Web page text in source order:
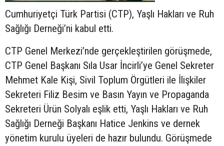
Cumhuriyetçi Türk Partisi (CTP), Yaşlı Hakları ve Ruh
Sağlığı Derneği’ni kabul etti.
CTP Genel Merkezi’nde gerçekleştirilen görüşmede,
CTP Genel Başkanı Sıla Usar İncirli’ye Genel Sekreter
Mehmet Kale Kişi, Sivil Toplum Örgütleri ile İlişkiler
Sekreteri Filiz Besim ve Basın Yayın ve Propaganda
Sekreteri Ürün Solyalı eşlik etti, Yaşlı Hakları ve Ruh
Sağlığı Derneği Başkanı Hatice Jenkins ve dernek
yönetim kurulu üyeleri de hazır bulundu. Görüşmede